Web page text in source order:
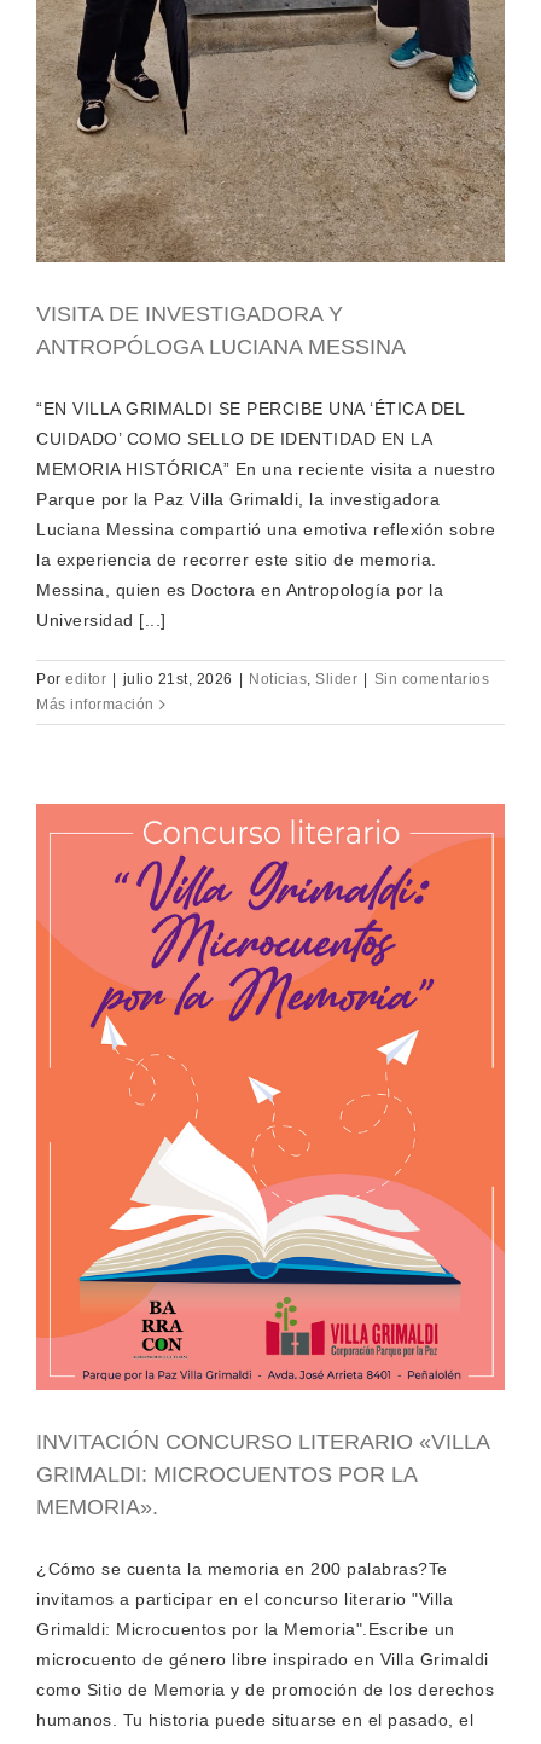
VISITA DE INVESTIGADORA Y
ANTROPÓLOGA LUCIANA MESSINA
“EN VILLA GRIMALDI SE PERCIBE UNA ‘ÉTICA DEL
CUIDADO’ COMO SELLO DE IDENTIDAD EN LA
MEMORIA HISTÓRICA” En una reciente visita a nuestro
Parque por la Paz Villa Grimaldi, la investigadora
Luciana Messina compartió una emotiva reflexión sobre
la experiencia de recorrer este sitio de memoria.
Messina, quien es Doctora en Antropología por la
Universidad [...]
Por editor julio 21st, 2026 Noticias, Slider
Sin comentarios
Más información
INVITACIÓN CONCURSO LITERARIO «VILLA
GRIMALDI: MICROCUENTOS POR LA
MEMORIA».
¿Cómo se cuenta la memoria en 200 palabras?Te
invitamos a participar en el concurso literario "Villa
Grimaldi: Microcuentos por la Memoria".Escribe un
microcuento de género libre inspirado en Villa Grimaldi
como Sitio de Memoria y de promoción de los derechos
humanos. Tu historia puede situarse en el pasado, el